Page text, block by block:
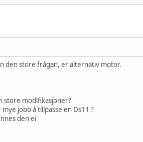
den store frågan, er alternativ motor.
store modifikasjoner?
jobb å tillpasse en Ds11 ?
den ei